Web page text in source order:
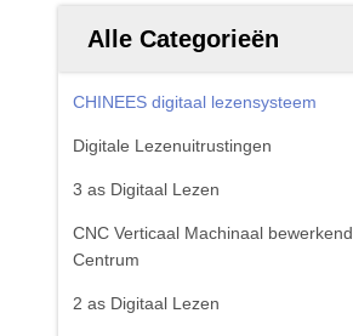
Alle Categorieën
CHINEES digitaal lezensysteem
Digitale Lezenuitrustingen
3 as Digitaal Lezen
CNC Verticaal Machinaal bewerkend
Centrum
2 as Digitaal Lezen